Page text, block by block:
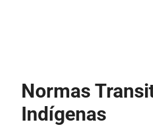
Normas
Indígenas